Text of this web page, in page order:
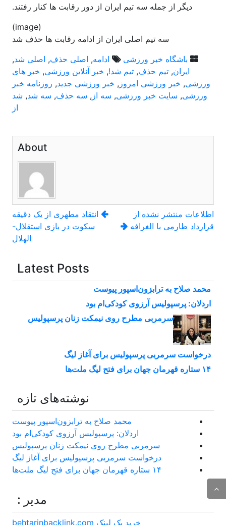
دیگر از جمله سه تیم ایران از دور رقابت ها کنار رفتند.
(image)
سه تیم اصلی ایران از ادامه رقابت ها حذف شد
باشگاه خبر ورزشی
ادامه, اصلی حذف, اصلی شد,
ایران,تیم حذف,تیم شد!, خبر آنلاین ورزشی, خبر های
ورزشی, خبر ورزشی امروز , خبر ورزشی جدید, روزنامه خبر
ورزشی, سایت خبر ورزشی, سه از , سه حذف, سه شد, شد
از
About
راهبری
نوشته
انتقاد مطهری از یک دقیقه
سکوت در بازی استقلال-
الهلال
اطلاعات منتشر نشده از
قرارداد طارمی با الغرافه
Latest Posts
محمد صلاح به ترابزون‌اسپور پیوست
اردلان: پرسپولیس آرزوی کودکی‌ام بود
سرمربی مطرح روی نیمکت زنان پرسپولیس
درخواست سرمربی پرسپولیس برای آغاز لیگ
۱۴ ستاره قهرمان جهان برای فتح لیگ ملت‌ها
نوشته‌های تازه
محمد صلاح به ترابزون‌اسپور پیوست
اردلان: پرسپولیس آرزوی کودکی‌ام بود
سرمربی مطرح روی نیمکت زنان پرسپولیس
درخواست سرمربی پرسپولیس برای آغاز لیگ
۱۴ ستاره قهرمان جهان برای فتح لیگ ملت‌ها
مدیر :
خرید بک لینک behtarinbacklink.com